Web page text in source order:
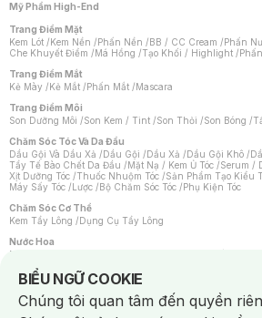
Mỹ Phẩm High-End
Trang Điểm Mặt
Kem Lót /Kem Nền /Phấn Nền /BB / CC Cream /Phấn
Che Khuyết Điểm /Má Hồng /Tạo Khối / Highlight /
Trang Điểm Mắt
Kẻ Mày /Kẻ Mắt /Phấn Mắt /Mascara
Trang Điểm Môi
Son Dưỡng Môi /Son Kem / Tint /Son Thỏi /Son Bóng /
Chăm Sóc Tóc Và Da Đầu
Dầu Gội Và Dầu Xả /Dầu Gội /Dầu Xả /Dầu Gội Khô /
Tẩy Tế Bào Chết Da Đầu /Mặt Nạ / Kem Ủ Tóc /Serum /
Xịt Dưỡng Tóc /Thuốc Nhuộm Tóc /Sản Phẩm Tạo Kiểu
Máy Sấy Tóc /Lược /Bộ Chăm Sóc Tóc /Phụ Kiện Tóc
Chăm Sóc Cơ Thể
Kem Tẩy Lông /Dụng Cụ Tẩy Lông
Nước Hoa
Nước Hoa Nữ
Chăm Sóc Cá Nhân
Chống Muỗi /Khẩu Trang /Máy Massage/Mặt Nạ Xông
Sản Phẩm Chăm Sóc Khác /Bàn Chải Đánh Răng /Bàn
BIỂU NGỮ COOKIE
Notice about cookies usage
Chúng tôi quan tâm đến quyền